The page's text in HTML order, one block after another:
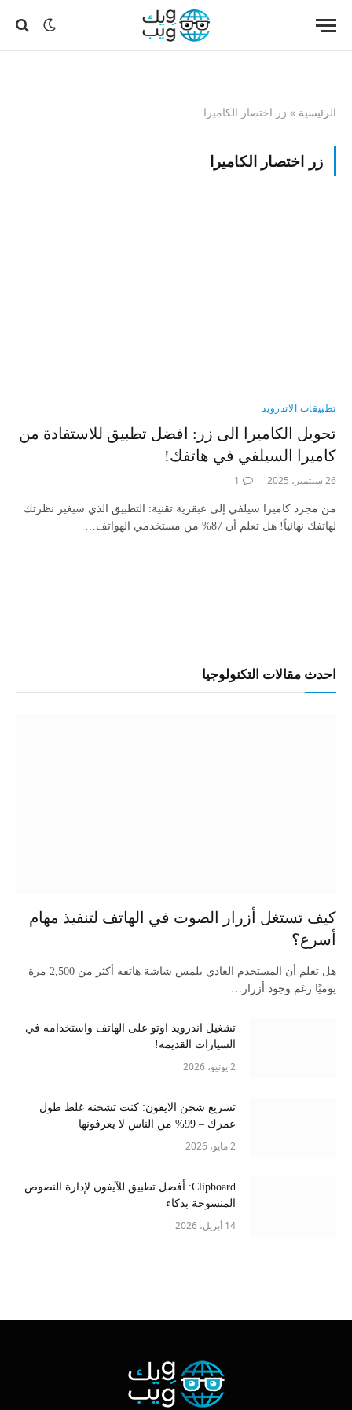
الرئيسية » زر اختصار الكاميرا
زر اختصار الكاميرا
تطبيقات الاندرويد
تحويل الكاميرا الى زر: افضل تطبيق للاستفادة من
كاميرا السيلفي في هاتفك!
26 سبتمبر، 2025 1
من مجرد كاميرا سيلفي إلى عبقرية تقنية: التطبيق الذي سيغير نظرتك
لهاتفك نهائياً! هل تعلم أن 87% من مستخدمي الهواتف…
احدث مقالات التكنولوجيا
كيف تستغل أزرار الصوت في الهاتف لتنفيذ مهام
أسرع؟
هل تعلم أن المستخدم العادي يلمس شاشة هاتفه أكثر من 2,500 مرة
يوميًا رغم وجود أزرار…
تشغيل اندرويد اوتو على الهاتف واستخدامه في
السيارات القديمة!
2 يونيو، 2026
تسريع شحن الايفون: كنت تشحنه غلط طول
عمرك – 99% من الناس لا يعرفونها
2 مايو، 2026
Clipboard: أفضل تطبيق للآيفون لإدارة النصوص
المنسوخة بذكاء
14 أبريل، 2026